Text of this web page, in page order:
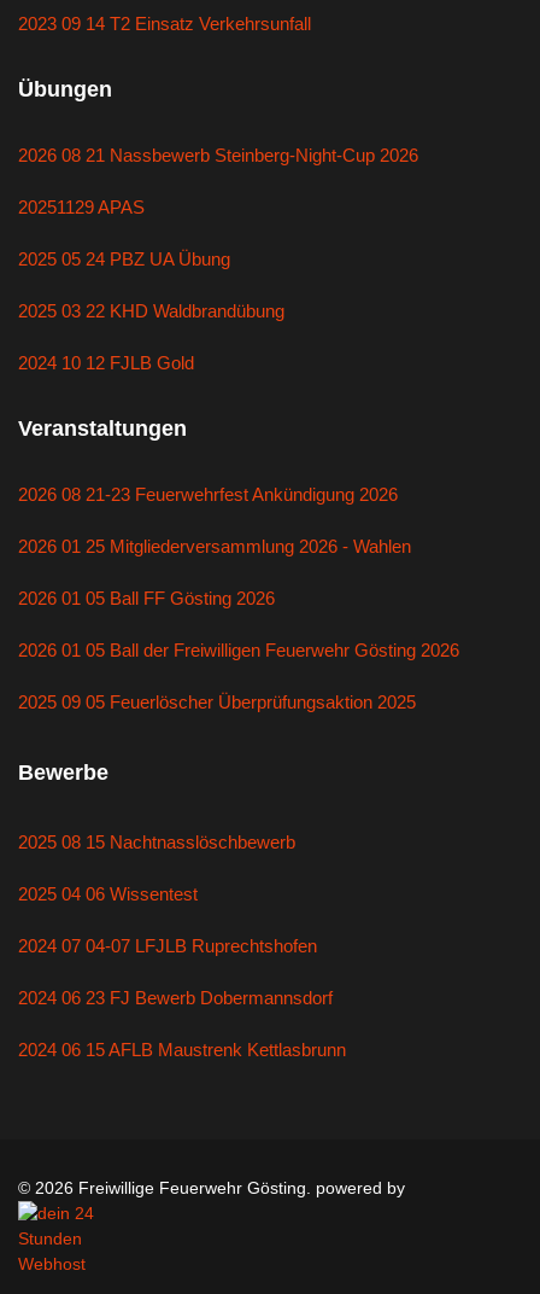
2023 09 14 T2 Einsatz Verkehrsunfall
Übungen
2026 08 21 Nassbewerb Steinberg-Night-Cup 2026
20251129 APAS
2025 05 24 PBZ UA Übung
2025 03 22 KHD Waldbrandübung
2024 10 12 FJLB Gold
Veranstaltungen
2026 08 21-23 Feuerwehrfest Ankündigung 2026
2026 01 25 Mitgliederversammlung 2026 - Wahlen
2026 01 05 Ball FF Gösting 2026
2026 01 05 Ball der Freiwilligen Feuerwehr Gösting 2026
2025 09 05 Feuerlöscher Überprüfungsaktion 2025
Bewerbe
2025 08 15 Nachtnasslöschbewerb
2025 04 06 Wissentest
2024 07 04-07 LFJLB Ruprechtshofen
2024 06 23 FJ Bewerb Dobermannsdorf
2024 06 15 AFLB Maustrenk Kettlasbrunn
© 2026 Freiwillige Feuerwehr Gösting. powered by